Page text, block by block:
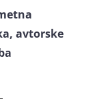
avtorske